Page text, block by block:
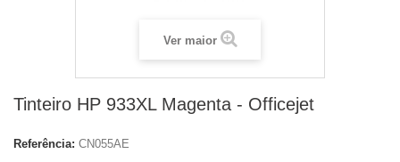
Ver maior
Tinteiro HP 933XL Magenta - Officejet
Referência: CN055AE